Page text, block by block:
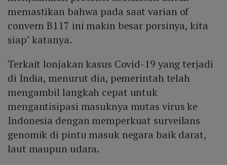
memastikan bahwa pada saat varian of
convern B117 ini makin besar porsinya, kita
siap" katanya.
Terkait lonjakan kasus Covid-19 yang terjadi
di India, menurut dia, pemerintah telah
mengambil langkah cepat untuk
mengantisipasi masuknya mutas virus ke
Indonesia dengan memperkuat surveilans
genomik di pintu masuk negara baik darat,
laut maupun udara.